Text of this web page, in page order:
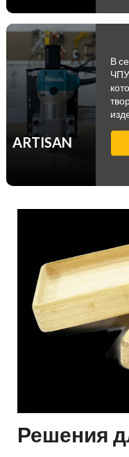
ARTISAN
В
Решения